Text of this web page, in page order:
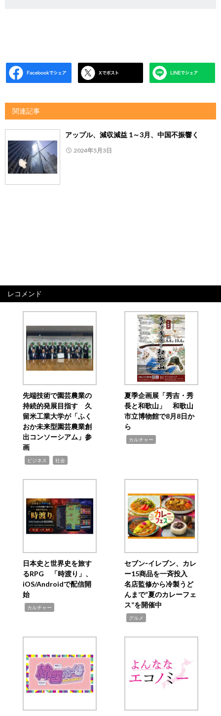
関連記事
アップル、減収減益 1～3月、中国不振響く
2024年5月3日
レコメンド
先端技術で園芸農業の
持続的発展目指す 久
留米工業大学が「ふく
おか未来型園芸農業創
出コンソーシアム」参
画
ビジネス 社会
夏季企画展「秀吉・秀
長と和歌山」 和歌山
市立博物館で8月8日か
ら
カルチャー
日本史と世界史を旅す
るRPG 「時渡り」、
iOS/Androidで配信開
始
カルチャー
セブン‐イレブン、カレ
ー15商品を一斉投入
名店監修から冷製うど
んまで“夏のカレーフェ
ス”を開催中
グルメ